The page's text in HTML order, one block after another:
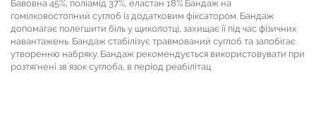
Бавовна 45%, поліамід 37%, еластан 18% Бандаж на
гомілковостопний суглоб із додатковим фіксатором. Бандаж
допомагає полегшити біль у щиколотці, захищає її під час фізичних
навантажень. Бандаж стабілізує травмований суглоб та запобігає
утворенню набряку. Бандаж рекомендується використовувати при
розтягнені зв`язок суглоба, в період реабілітац